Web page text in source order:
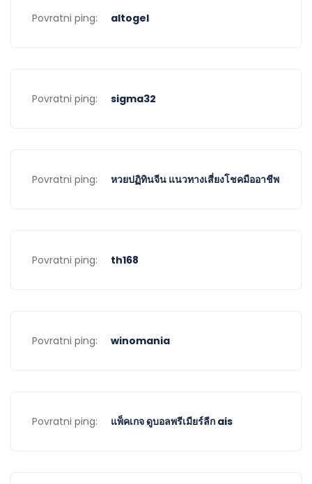
Povratni ping: altogel
Povratni ping: sigma32
Povratni ping: หวยปฏิทินจีน แนวทางเสี่ยงโชคมืออาชีพ
Povratni ping: th168
Povratni ping: winomania
Povratni ping: แพ็คเกจ ดูบอลพรีเมียร์ลีก ais